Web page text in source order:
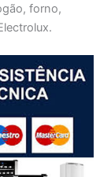
forno,